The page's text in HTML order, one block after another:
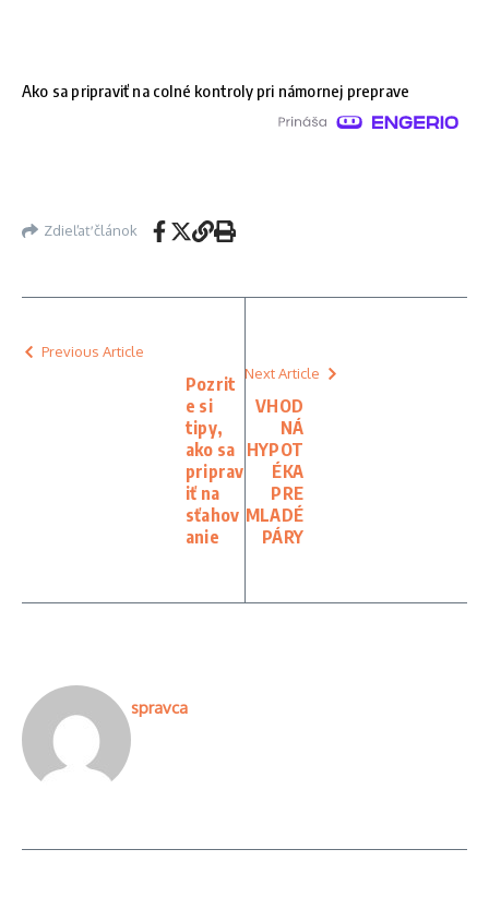
Ako sa pripraviť na colné kontroly pri námornej preprave
Zdieľať článok
Previous Article
Pozrit
e si
tipy,
ako sa
priprav
iť na
sťahov
anie
Next Article
VHOD
NÁ
HYPOT
ÉKA
PRE
MLADÉ
PÁRY
spravca